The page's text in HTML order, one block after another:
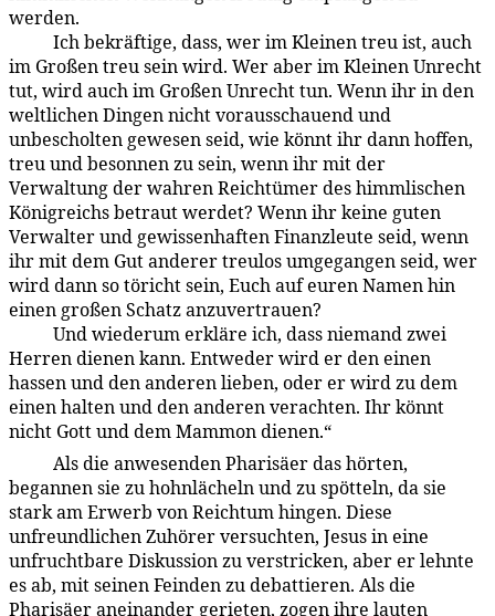
werden.
Ich bekräftige, dass, wer im Kleinen treu ist, auch
im Großen treu sein wird. Wer aber im Kleinen Unrecht
tut, wird auch im Großen Unrecht tun. Wenn ihr in den
weltlichen Dingen nicht vorausschauend und
unbescholten gewesen seid, wie könnt ihr dann hoffen,
treu und besonnen zu sein, wenn ihr mit der
Verwaltung der wahren Reichtümer des himmlischen
König­reichs betraut werdet? Wenn ihr keine guten
Verwalter und gewissenhaften Finanzleute seid, wenn
ihr mit dem Gut anderer treulos umgegangen seid, wer
wird dann so töricht sein, Euch auf euren Namen hin
einen großen Schatz anzuvertrauen?
Und wiederum erkläre ich, dass niemand zwei
Herren dienen kann. Entweder wird er den einen
hassen und den anderen lieben, oder er wird zu dem
einen halten und den anderen verachten. Ihr könnt
nicht Gott und dem Mammon dienen.“
Als die anwesenden Pharisäer das hörten,
begannen sie zu hohnlächeln und zu spötteln, da sie
stark am Erwerb von Reichtum hingen. Diese
unfreundlichen Zuhörer versuchten, Jesus in eine
unfruchtbare Diskussion zu verstricken, aber er lehnte
es ab, mit seinen Feinden zu debattieren. Als die
Pharisäer aneinander gerieten, zogen ihre lauten